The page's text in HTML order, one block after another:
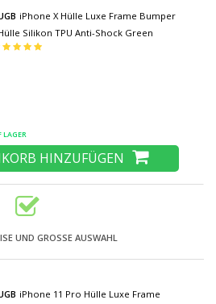
iPhone X Hülle Luxe Frame Bumper
Silikon TPU Anti-Shock Green
LAGER
HINZUFÜGEN
UND GROSSE AUSWAHL
iPhone 11 Pro Hülle Luxe Frame